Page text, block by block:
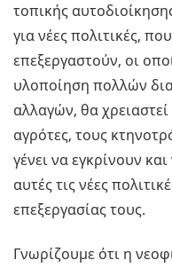
τοπικής
για νέες πολιτικές,
επεξεργαστούν, οι
υλοποίηση πολλών
αλλαγών, θα
αγρότες, τους
γένει να εγκρίνουν
αυτές τις νέες
επεξεργασίας τους.
Γνωρίζουμε ότι η